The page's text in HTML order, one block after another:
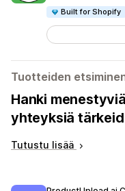
Built for Shopify
Tuotteiden
Hanki
yhteyksiä
Tutustu lisää